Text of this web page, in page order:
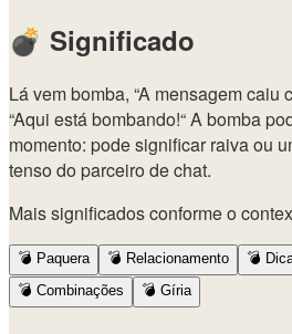
💣 Significado
Lá vem bomba, “A mensagem caiu
“Aqui está bombando!“ A bomba
momento: pode significar raiva ou
tenso do parceiro de chat.
Mais significados conforme o
💣 Paquera 💣 Relacionamento 💣
💣 Combinações 💣 Gíria